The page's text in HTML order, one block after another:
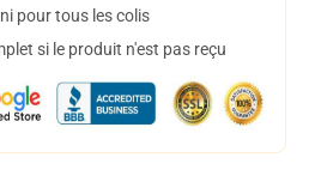
pour tous les colis
si le produit n'est pas reçu